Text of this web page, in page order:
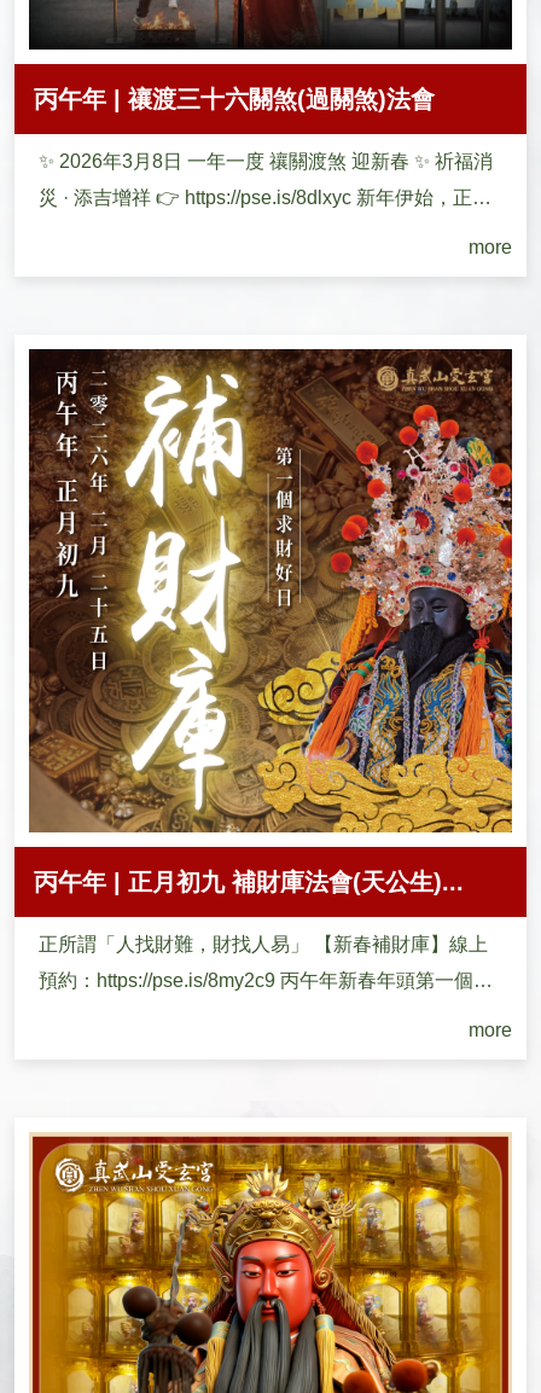
丙午年 | 禳渡三十六關煞(過關煞)法會
✨ 2026年3月8日 一年一度 禳關渡煞 迎新春 ✨ 祈福消
災 · 添吉增祥 👉 https://pse.is/8dlxyc 新年伊始，正是
more
丙午年 | 正月初九 補財庫法會(天公生)...
正所謂「人找財難，財找人易」 【新春補財庫】線上
預約：https://pse.is/8my2c9 丙午年新春年頭第一個重
more